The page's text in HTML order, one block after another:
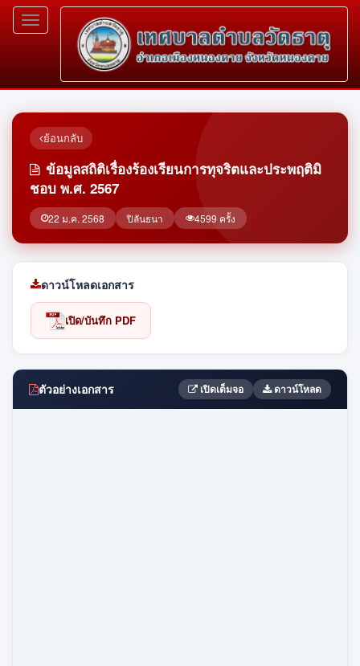
Toggle
navigation
ย้อนกลับ
ข้อมูลสถิติเรื่องร้องเรียนการทุจริตและประพฤติมิ
ชอบ พ.ศ. 2567
22 ม.ค. 2568 ปิลันธนา 4599 ครั้ง
ดาวน์โหลดเอกสาร
เปิด/บันทึก PDF
ตัวอย่างเอกสาร เปิดเต็มจอ ดาวน์โหลด